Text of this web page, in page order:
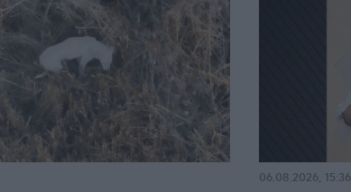
06.08.2026, 15:36